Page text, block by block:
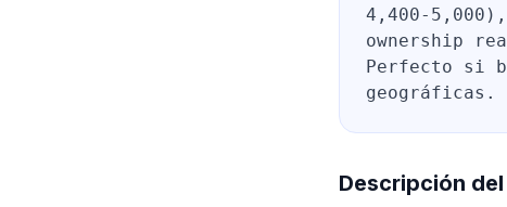
4,400-
ownership
Perfecto si
geográficas.
Descripción